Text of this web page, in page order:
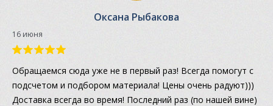
Оксана Рыбакова
16 июня
Обращаемся сюда уже не в первый раз! Всегда помогут с
подсчетом и подбором материала! Цены очень радуют)))
Доставка всегда во время! Последний раз (по нашей вине)